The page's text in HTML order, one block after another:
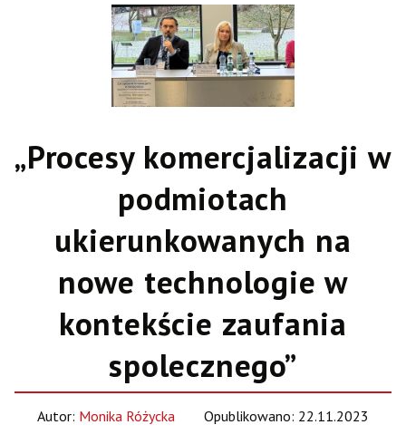
„Procesy komercjalizacji w
podmiotach
ukierunkowanych na
nowe technologie w
kontekście zaufania
spolecznego”
Autor: Monika Różycka Opublikowano: 22.11.2023